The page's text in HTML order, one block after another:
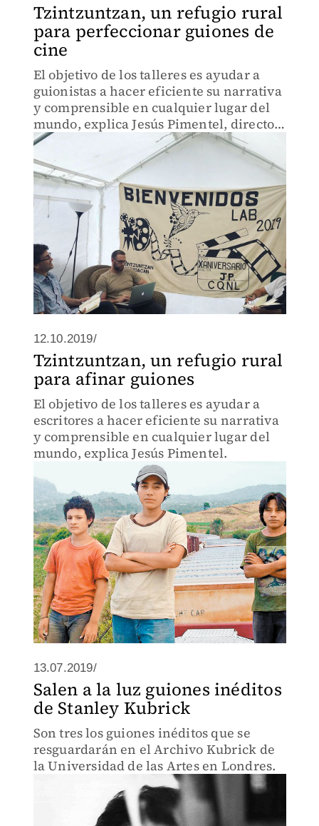
Tzintzuntzan, un refugio rural
para perfeccionar guiones de
cine
El objetivo de los talleres es ayudar a
guionistas a hacer eficiente su narrativa
y comprensible en cualquier lugar del
mundo, explica Jesús Pimentel, director
de Cine Qua Non Lab.
12.10.2019/
Tzintzuntzan, un refugio rural
para afinar guiones
El objetivo de los talleres es ayudar a
escritores a hacer eficiente su narrativa
y comprensible en cualquier lugar del
mundo, explica Jesús Pimentel.
13.07.2019/
Salen a la luz guiones inéditos
de Stanley Kubrick
Son tres los guiones inéditos que se
resguardarán en el Archivo Kubrick de
la Universidad de las Artes en Londres.